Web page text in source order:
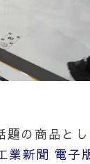
の商品と
業新聞 電